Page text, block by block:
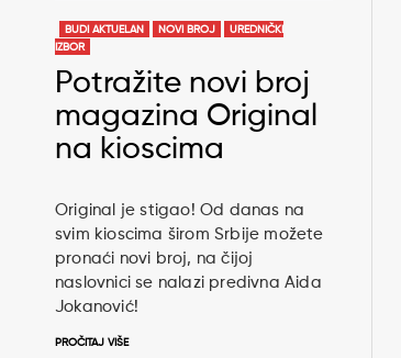
BUDI AKTUELAN NOVI BROJ
UREDNIČKI
IZBOR
Potražite novi broj
magazina Original
na kioscima
Original je stigao! Od danas na
svim kioscima širom Srbije možete
pronaći novi broj, na čijoj
naslovnici se nalazi predivna Aida
Jokanović!
PROČITAJ VIŠE